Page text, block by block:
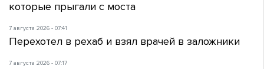
которые прыгали с моста
7 августа 2026 - 07:41
Перехотел в рехаб и взял врачей в заложники
7 августа 2026 - 07:17